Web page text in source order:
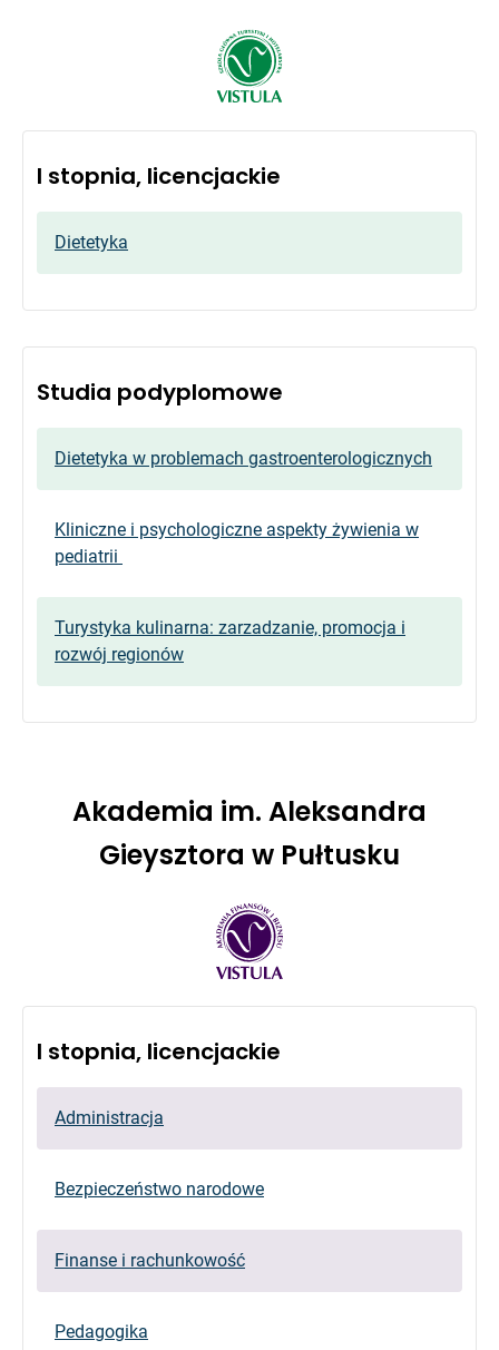
I stopnia, licencjackie
Dietetyka
Studia podyplomowe
Dietetyka w problemach gastroenterologicznych
Kliniczne i psychologiczne aspekty żywienia w
pediatrii
Turystyka kulinarna: zarzadzanie, promocja i
rozwój regionów
Akademia im. Aleksandra
Gieysztora w Pułtusku
I stopnia, licencjackie
Administracja
Bezpieczeństwo narodowe
Finanse i rachunkowość
Pedagogika